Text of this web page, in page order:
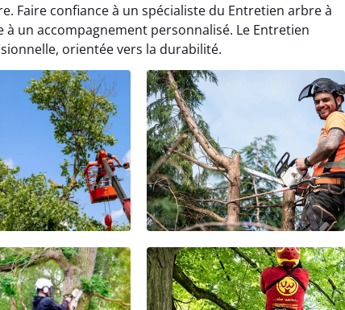
Faire confiance à un spécialiste du Entretien arbre à
à un accompagnement personnalisé. Le Entretien
orientée vers la durabilité.